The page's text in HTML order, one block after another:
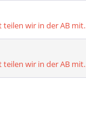
wir in der AB mit.
wir in der AB mit.